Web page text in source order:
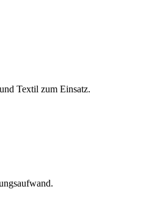
Textil zum Einsatz.